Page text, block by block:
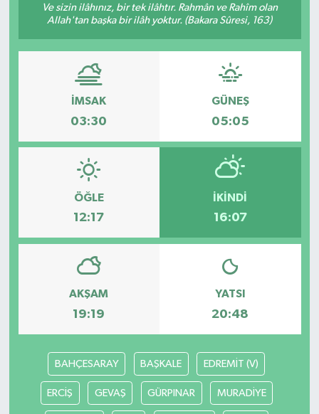
Ve sizin ilâhınız, bir tek ilâhtır. Rahmân ve Rahîm olan
Allah'tan başka bir ilâh yoktur. (Bakara Sûresi, 163)
İMSAK
03:30
GÜNEŞ
05:05
ÖĞLE
12:17
İKINDI
16:07
AKŞAM
19:19
YATSI
20:48
BAHÇESARAY BAŞKALE EDREMİT (V)
ERCİŞ GEVAŞ GÜRPINAR MURADİYE